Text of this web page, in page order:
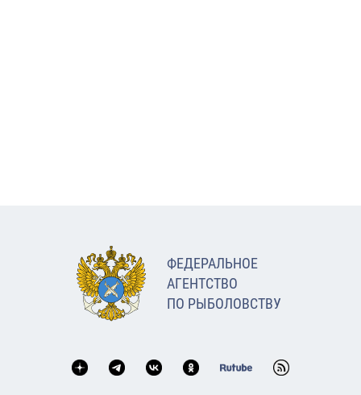
ФЕДЕРАЛЬНОЕ
АГЕНТСТВО
ПО РЫБОЛОВСТВУ